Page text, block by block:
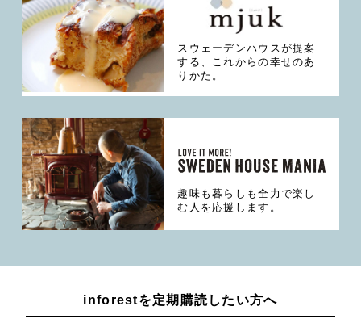
スウェーデンハウスが提案
する、これからの幸せのあ
りかた。
趣味も暮らしも全力で楽し
む人を応援します。
inforestを定期購読したい方へ